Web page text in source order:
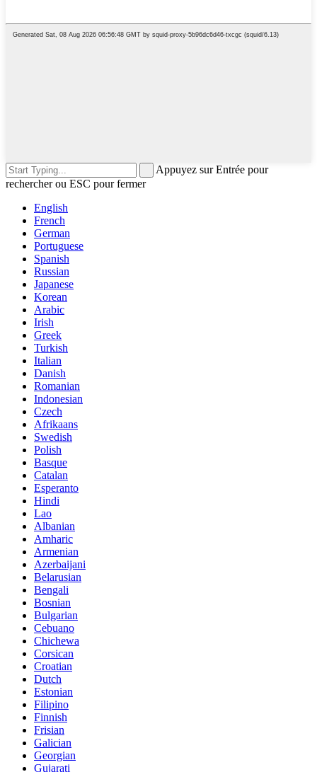
Appuyez sur Entrée pour
rechercher ou ESC pour fermer
English
French
German
Portuguese
Spanish
Russian
Japanese
Korean
Arabic
Irish
Greek
Turkish
Italian
Danish
Romanian
Indonesian
Czech
Afrikaans
Swedish
Polish
Basque
Catalan
Esperanto
Hindi
Lao
Albanian
Amharic
Armenian
Azerbaijani
Belarusian
Bengali
Bosnian
Bulgarian
Cebuano
Chichewa
Corsican
Croatian
Dutch
Estonian
Filipino
Finnish
Frisian
Galician
Georgian
Gujarati